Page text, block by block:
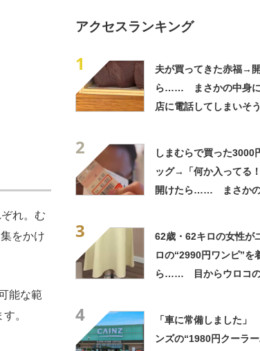
れ。む
をかけ
能な範
。
アクセスランキング
1
夫が買ってきた赤福→
ら…… まさかの中身
店に電話してしまいそう
2
しまむらで買った3000
ッグ→「何か入ってる
開けたら…… まさか
3
62歳・62キロの女性が
ロの“2990円ワンピ”を
ら…… 目からウロコ
4
「車に常備しました」
ンズの“1980円クーラ